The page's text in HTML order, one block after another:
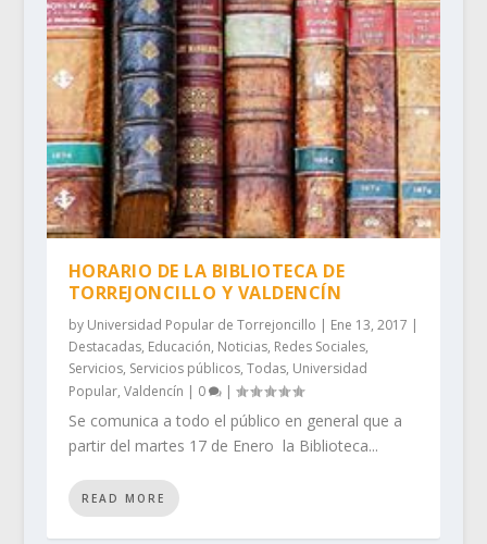
HORARIO DE LA BIBLIOTECA DE
TORREJONCILLO Y VALDENCÍN
by Universidad Popular de Torrejoncillo | Ene 13, 2017 |
Destacadas, Educación, Noticias, Redes Sociales,
Servicios, Servicios públicos, Todas, Universidad
Popular, Valdencín | 0 |
Se comunica a todo el público en general que a
partir del martes 17 de Enero la Biblioteca...
READ MORE